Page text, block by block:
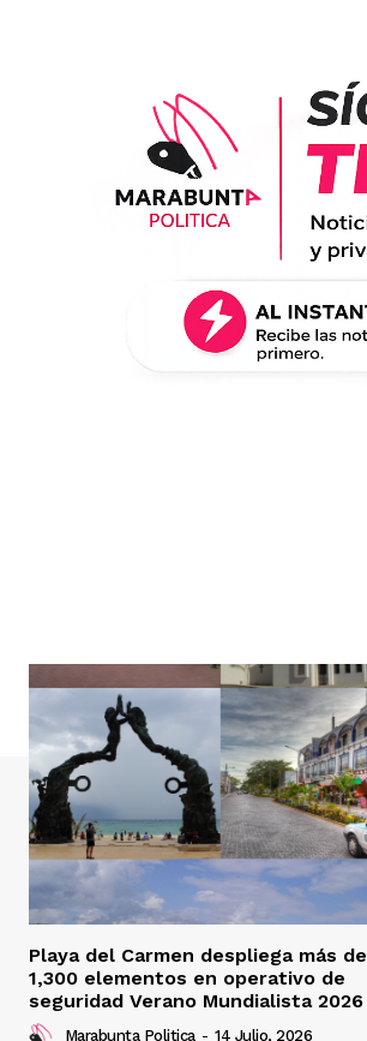
Playa del Carmen despliega más de
1,300 elementos en operativo de
seguridad Verano Mundialista 2026
Marabunta Politica - 14 Julio, 2026